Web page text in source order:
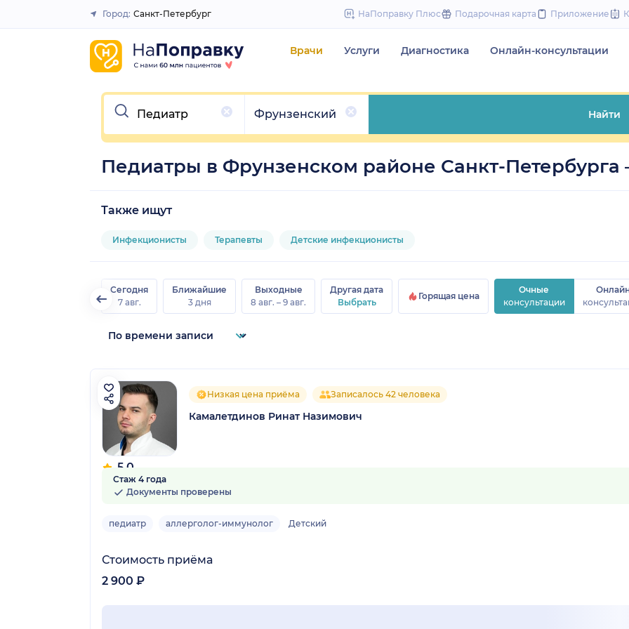
to
Закрыть
Город: Санкт-Петербург НаПоправку Плюс Подарочная карта Приложение
Врачи Услуги Диагностика Онлайн-консультации
Очистить
Фрунзенский
Найти
Педиатры в Фрунзенском районе Санкт-Петербурга
Также ищут
Инфекционисты Терапевты Детские инфекционисты
Сегодня
7 авг.
Ближайшие
3 дня
Выходные
8 авг. – 9 авг.
Другая дата
Выбрать
Горящая цена
Очные
консультации
5.0
4 отзыва
Низкая цена приёма Записалось 42 человека
Камалетдинов Ринат Назимович
Стаж 4 года
Документы проверены
педиатр аллерголог-иммунолог Детский
Стоимость приёма
2 900 ₽